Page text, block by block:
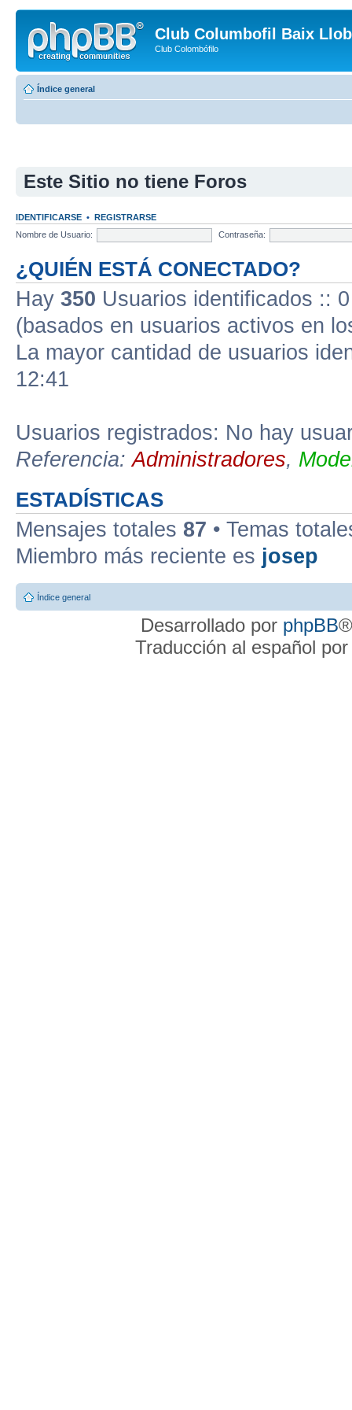
Club Columbofil Baix
Club Colombófilo
Índice general
Este Sitio no tiene Foros
IDENTIFICARSE • REGISTRARSE
Nombre de Usuario:
Contraseña:
¿QUIÉN ESTÁ CONECTADO?
Hay 350 Usuarios identificados ::
(basados en usuarios activos en
La mayor cantidad de usuarios
12:41
Usuarios registrados: No hay
Referencia:Administradores,
ESTADÍSTICAS
Mensajes totales 87 • Temas
Miembro más reciente es josep
Índice general
Desarrollado por phpBB
Traducción al español